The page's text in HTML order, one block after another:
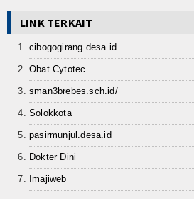
LINK TERKAIT
cibogogirang.desa.id
Obat Cytotec
sman3brebes.sch.id/
Solokkota
pasirmunjul.desa.id
Dokter Dini
Imajiweb